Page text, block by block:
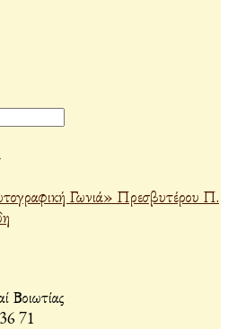
Γωνιά» Πρεσβυτέρου Π.
Βοιωτίας
71